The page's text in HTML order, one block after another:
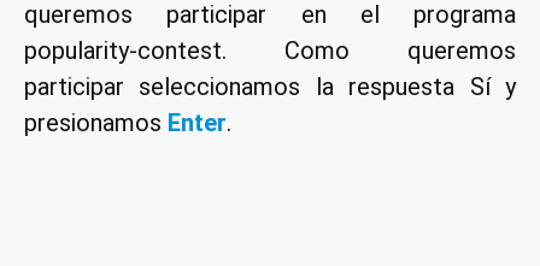
queremos participar en el programa
popularity-contest. Como queremos
participar seleccionamos la respuesta Sí y
presionamos Enter.